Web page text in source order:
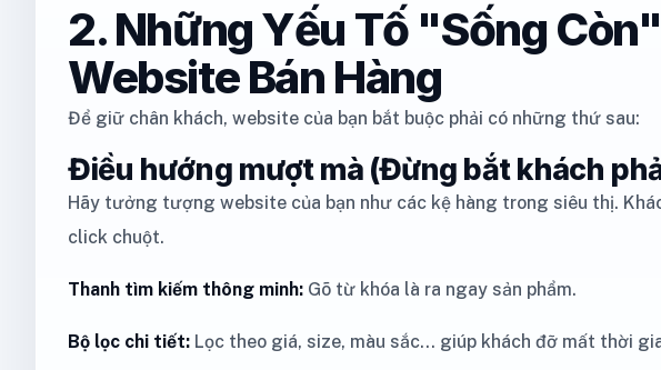
2. Những Yếu Tố "Sống
Website Bán Hàng
Để giữ chân khách, website của bạn bắt buộc phải có những thứ sau:
Điều hướng mượt mà (Đừng bắt khách
Hãy tưởng tượng website của bạn như các kệ hàng trong siêu thị.
click chuột.
Thanh tìm kiếm thông minh: Gõ từ khóa là ra ngay sản phẩm.
Bộ lọc chi tiết: Lọc theo giá, size, màu sắc... giúp khách đỡ mất thời